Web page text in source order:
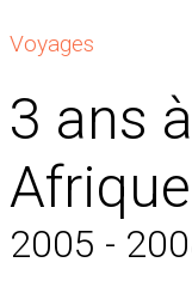
Voyages
3 ans
2005 -